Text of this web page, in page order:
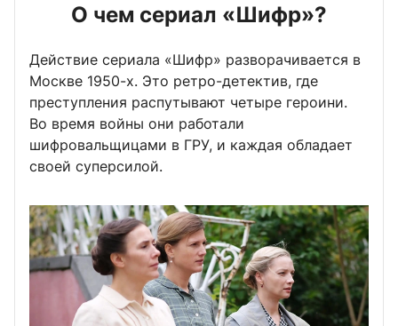
О чем сериал «Шифр»?
Действие сериала «Шифр» разворачивается в
Москве 1950-х. Это ретро-детектив, где
преступления распутывают четыре героини.
Во время войны они работали
шифровальщицами в ГРУ, и каждая обладает
своей суперсилой.